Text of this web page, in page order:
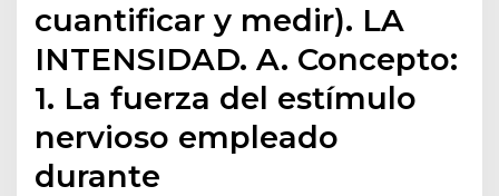
cuantificar y medir). LA
INTENSIDAD. A. Concepto:
1. La fuerza del estímulo
nervioso empleado
durante